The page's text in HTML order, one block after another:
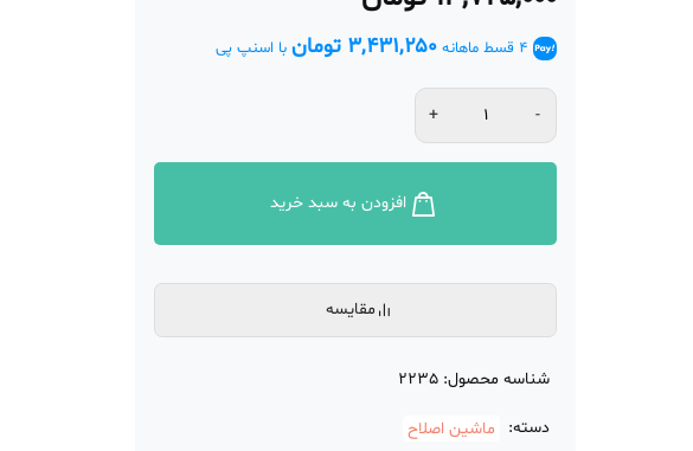
مشتری
4 قسط ماهانه ۳,۴۳۱,۲۵۰ تومان با اسنپ پی
افزودن به سبد خرید
مقایسه
شناسه محصول:2235
دسته:
ماشین اصلاح